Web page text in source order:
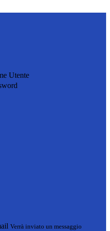
Utente
Verrà inviato un messaggio